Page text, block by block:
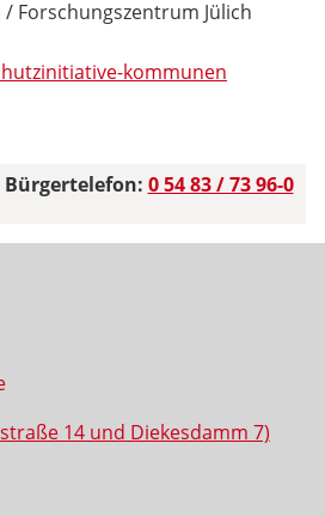
Forschungszentrum Jülich
kommunen
Bürgertelefon: 0 54 83 / 73 96-0
14 und Diekesdamm 7)